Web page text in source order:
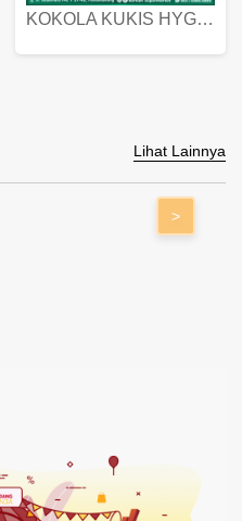
KOKOLA KUKIS HYGIENIC MILK VANILLA PACK 320 GR
Lihat Lainnya
>